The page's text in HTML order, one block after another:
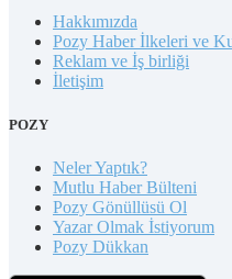
Hakkımızda
Pozy Haber İlkeleri ve
Reklam ve İş birliği
İletişim
POZY
Neler Yaptık?
Mutlu Haber Bülteni
Pozy Gönüllüsü Ol
Yazar Olmak İstiyorum
Pozy Dükkan